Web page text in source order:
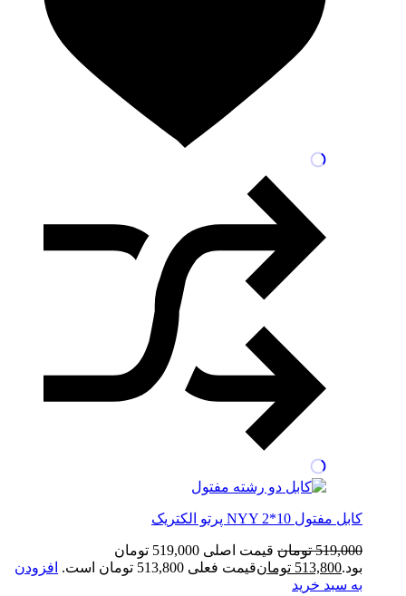
کابل مفتول NYY 2*10 پرتو الکتریک
519,000 تومان
قیمت اصلی 519,000 تومان
بود.513,800 تومانقیمت فعلی 513,800 تومان است.
افزودن
به سبد خرید